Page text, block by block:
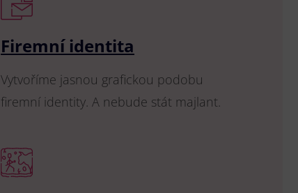
Firemní identita
Vytvoříme jasnou grafickou podobu
firemní identity. A nebude stát majlant.